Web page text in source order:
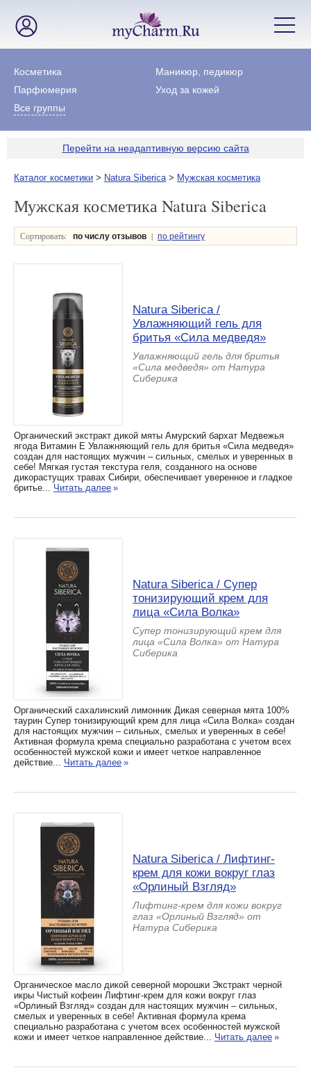
Косметика
Маникюр, педикюр
Парфюмерия
Уход за кожей
Все группы
Перейти на неадаптивную версию сайта
Каталог косметики > Natura Siberica> Мужская косметика
Мужская косметика Natura Siberica
Сортировать: по числу отзывов | по рейтингу
Natura Siberica /
Увлажняющий гель для
бритья «Сила медведя»
Увлажняющий гель для бритья
«Сила медведя» от Натура
Сиберика
Органический экстракт дикой мяты Амурский бархат Медвежья
ягода Витамин Е Увлажняющий гель для бритья «Сила медведя»
создан для настоящих мужчин – сильных, смелых и уверенных в
себе! Мягкая густая текстура геля, созданного на основе
дикорастущих травах Сибири, обеспечивает уверенное и гладкое
бритье... Читать далее »
Natura Siberica / Супер
тонизирующий крем для
лица «Сила Волка»
Супер тонизирующий крем для
лица «Сила Волка» от Натура
Сиберика
Органический сахалинский лимонник Дикая северная мята 100%
таурин Супер тонизирующий крем для лица «Сила Волка» создан
для настоящих мужчин – сильных, смелых и уверенных в себе!
Активная формула крема специально разработана с учетом всех
особенностей мужской кожи и имеет четкое направленное
действие... Читать далее »
Natura Siberica / Лифтинг-
крем для кожи вокруг глаз
«Орлиный Взгляд»
Лифтинг-крем для кожи вокруг
глаз «Орлиный Взгляд» от
Натура Сиберика
Органическое масло дикой северной морошки Экстракт черной
икры Чистый кофеин Лифтинг-крем для кожи вокруг глаз
«Орлиный Взгляд» создан для настоящих мужчин – сильных,
смелых и уверенных в себе! Активная формула крема
специально разработана с учетом всех особенностей мужской
кожи и имеет четкое направленное действие... Читать далее »